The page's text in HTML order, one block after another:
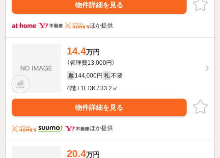
物件詳細を見る
ほか提供
14.4万円
（管理費13,000円）
敷 144,000円 礼 不要
4階 / 1LDK / 33.2㎡
物件詳細を見る
ほか提供
20.4万円